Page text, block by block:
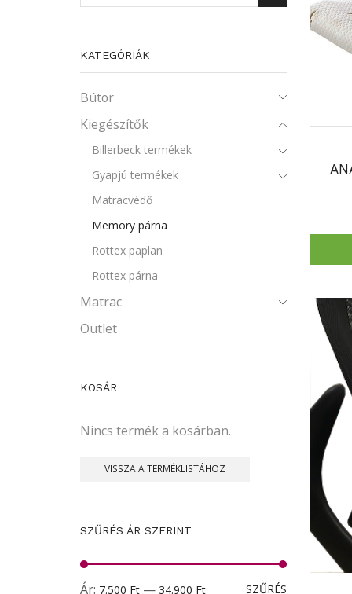
KATEGÓRIÁK
Bútor
Kiegészítők
Billerbeck termékek
Gyapjú termékek
Matracvédő
Memory párna
Rottex paplan
Rottex párna
Matrac
Outlet
KOSÁR
Nincs termék a kosárban.
VISSZA A TERMÉKLISTÁHOZ
SZŰRÉS ÁR SZERINT
Min
Max
SZŰRÉS
Ár: 7.500 Ft — 34.900 Ft